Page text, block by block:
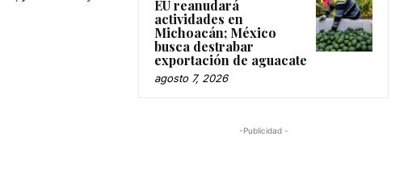
EU reanudará
actividades en
Michoacán; México
busca destrabar
exportación de aguacate
agosto 7, 2026
-Publicidad -